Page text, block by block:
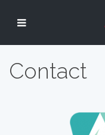
Contact